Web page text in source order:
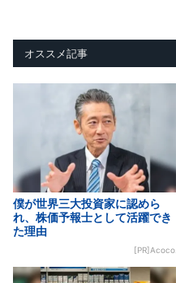
オススメ記事
僕が世界三大投資家に認めら
れ、株価予報士として活躍でき
た理由
[PR]Acoco.